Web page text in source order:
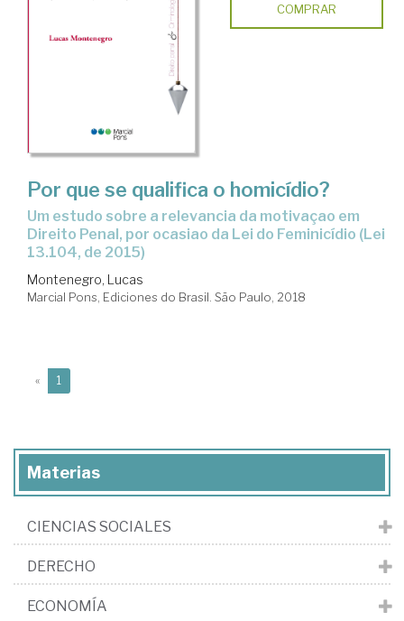
COMPRAR
Por que se qualifica o homicídio?
Um estudo sobre a relevancia da motivaçao em
Direito Penal, por ocasiao da Lei do Feminicídio (Lei
13.104, de 2015)
Montenegro, Lucas
Marcial Pons, Ediciones do Brasil. São Paulo, 2018
« 1
Materias
CIENCIAS SOCIALES
DERECHO
ECONOMÍA